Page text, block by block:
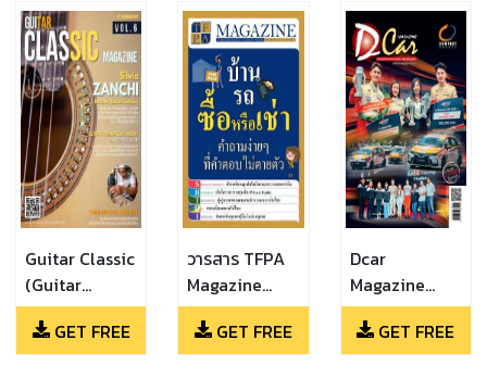
Guitar Classic
(Guitar
Classic Vol.6)
GET FREE
วารสาร TFPA
Magazine
(ฉบับที่ 2 เดือน
มิถุนายน 2567)
GET FREE
Dcar
Magazine
(Dcar
Magazine Vol.
178 B)
GET FREE